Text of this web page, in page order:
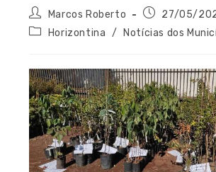
Marcos Roberto
27/05/
Horizontina / Notícias dos